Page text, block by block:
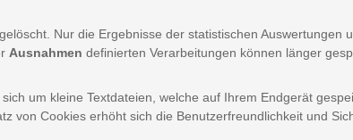
Nur die Ergebnisse der statistischen Auswertungen
Ausnahmen definierten Verarbeitungen können länger
um kleine Textdateien, welche auf Ihrem Endgerät
von Cookies erhöht sich die Benutzerfreundlichkeit und